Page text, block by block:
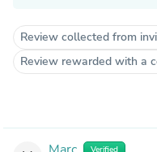
Review collected from
Review rewarded with a
Verified